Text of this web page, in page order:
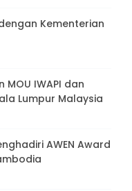
Kementerian
IWAPI dan
Lumpur Malaysia
AWEN Award